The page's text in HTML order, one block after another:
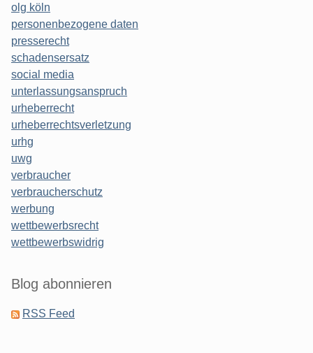
olg köln
personenbezogene daten
presserecht
schadensersatz
social media
unterlassungsanspruch
urheberrecht
urheberrechtsverletzung
urhg
uwg
verbraucher
verbraucherschutz
werbung
wettbewerbsrecht
wettbewerbswidrig
Blog abonnieren
RSS Feed